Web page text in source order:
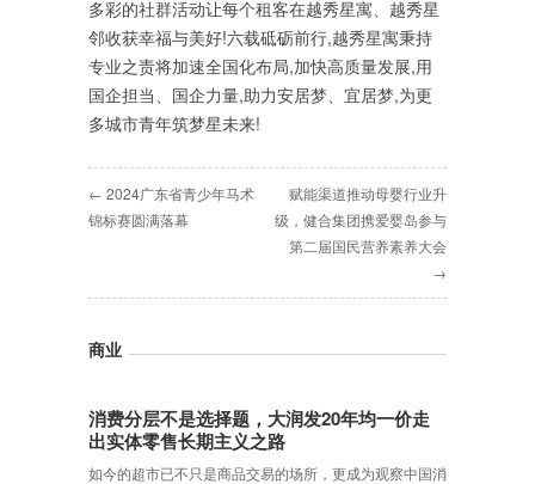
多彩的社群活动让每个租客在越秀星寓、越秀星
邻收获幸福与美好!六载砥砺前行,越秀星寓秉持
专业之责将加速全国化布局,加快高质量发展,用
国企担当、国企力量,助力安居梦、宜居梦,为更
多城市青年筑梦星未来!
← 2024广东省青少年马术
锦标赛圆满落幕
赋能渠道推动母婴行业升
级，健合集团携爱婴岛参与
第二届国民营养素养大会
→
商业
消费分层不是选择题，大润发20年均一价走
出实体零售长期主义之路
如今的超市已不只是商品交易的场所，更成为观察中国消